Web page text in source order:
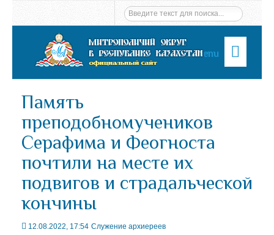
Menu
Память
преподобномучеников
Серафима и Феогноста
почтили на месте их
подвигов и страдальческой
кончины
12.08.2022, 17:54 Служение архиереев